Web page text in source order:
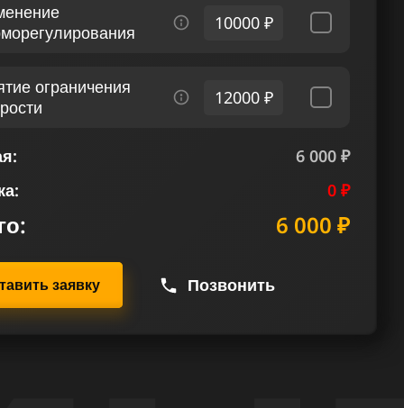
10000 ₽
ограничения
12000 ₽
6 000 ₽
0 ₽
6 000 ₽
заявку Позвонить